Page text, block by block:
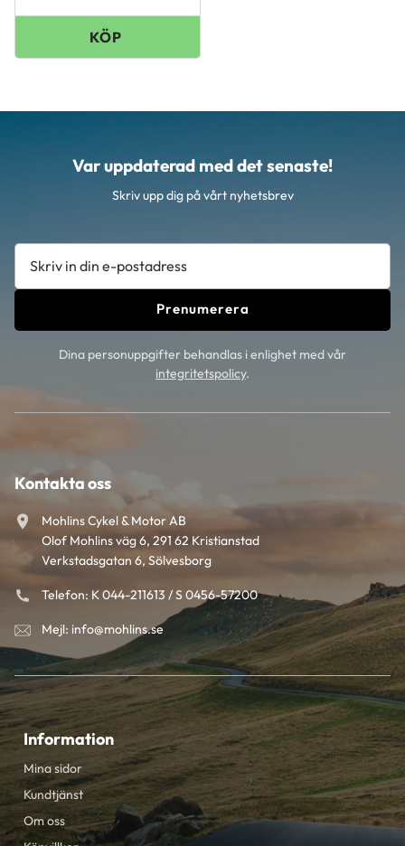
Var uppdaterad med det senaste!
Skriv upp dig på vårt nyhetsbrev
Prenumerera
Dina personuppgifter behandlas i enlighet med vår
integritetspolicy.
Kontakta oss
Mohlins Cykel & Motor AB
Olof Mohlins väg 6, 291 62 Kristianstad
Verkstadsgatan 6, Sölvesborg
Telefon: K 044-211613 / S 0456-57200
Mejl: info@mohlins.se
Information
Mina sidor
Kundtjänst
Om oss